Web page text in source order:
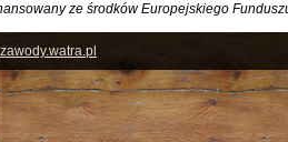
ze środków Europejskiego